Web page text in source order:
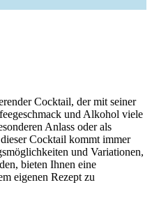
Cocktail, der mit seiner
und Alkohol viele
Anlass oder als
Cocktail kommt immer
und Variationen,
bieten Ihnen eine
eigenen Rezept zu